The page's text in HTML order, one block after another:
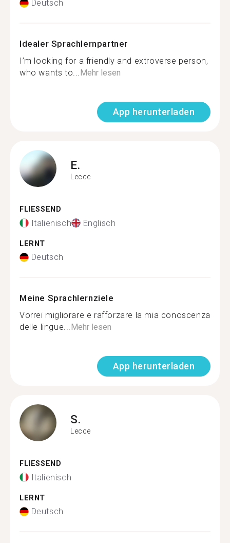
Deutsch
Idealer Sprachlernpartner
I’m looking for a friendly and extroverse person,
who wants to...Mehr lesen
App herunterladen
E.
Lecce
FLIESSEND
Italienisch Englisch
LERNT
Deutsch
Meine Sprachlernziele
Vorrei migliorare e rafforzare la mia conoscenza
delle lingue...Mehr lesen
App herunterladen
S.
Lecce
FLIESSEND
Italienisch
LERNT
Deutsch